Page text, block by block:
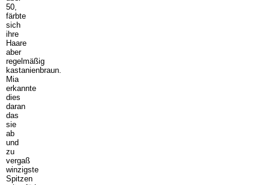
50,
färbte
sich
ihre
Haare
aber
regelmäßig
kastanienbraun.
Mia
erkannte
dies
daran
das
sie
ab
und
zu
vergaß
winzigste
Spitzen